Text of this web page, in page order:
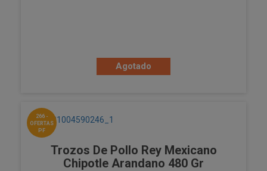
Agotado
266 -
OFERTAS
PF
Trozos De Pollo Rey Mexicano
Chipotle Arandano 480 Gr